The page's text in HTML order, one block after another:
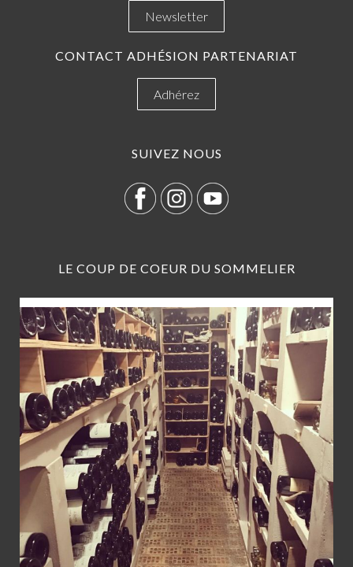
Newsletter
CONTACT ADHÉSION PARTENARIAT
Adhérez
SUIVEZ NOUS
LE COUP DE COEUR DU SOMMELIER